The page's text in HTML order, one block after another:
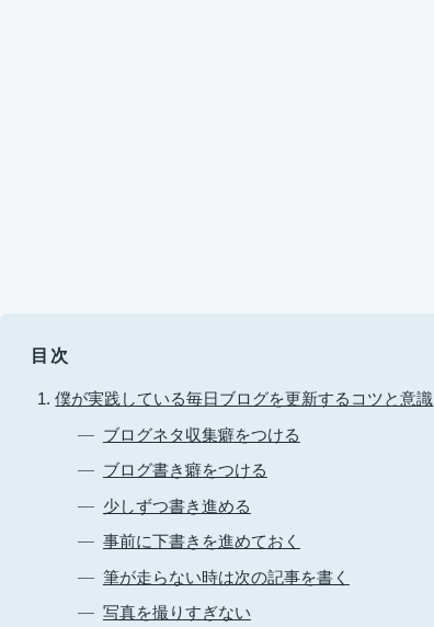
目次
僕が実践している毎日ブログを更新するコツと意識
ブログネタ収集癖をつける
ブログ書き癖をつける
少しずつ書き進める
事前に下書きを進めておく
筆が走らない時は次の記事を書く
写真を撮りすぎない